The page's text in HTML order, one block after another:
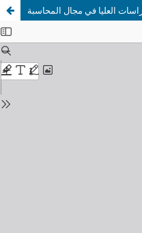
العليا في مجال المحاسبة